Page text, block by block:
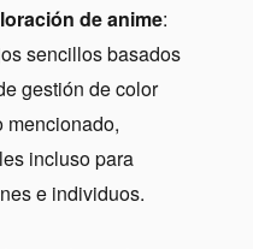
de anime:
sencillos basados
gestión de color
mencionado,
incluso para
e individuos.